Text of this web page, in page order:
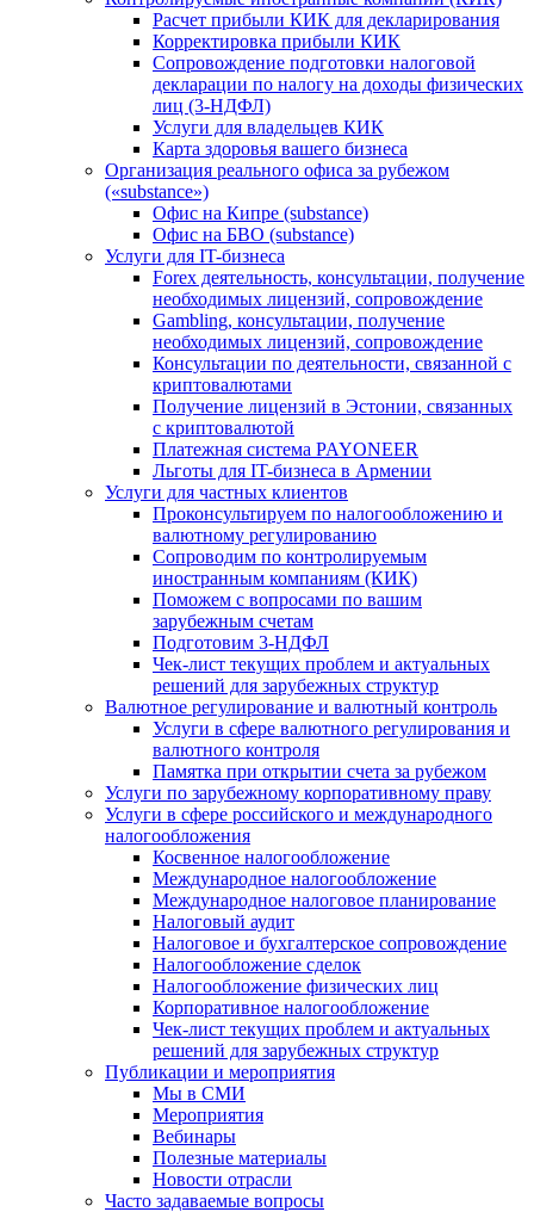
Расчет прибыли КИК для декларирования
Корректировка прибыли КИК
Сопровождение подготовки налоговой
декларации по налогу на доходы физических
лиц (3-НДФЛ)
Услуги для владельцев КИК
Карта здоровья вашего бизнеса
Организация реального офиса за рубежом
(«substance»)
Офис на Кипре (substance)
Офис на БВО (substance)
Услуги для IT-бизнеса
Forex деятельность, консультации, получение
необходимых лицензий, сопровождение
Gambling, консультации, получение
необходимых лицензий, сопровождение
Консультации по деятельности, связанной с
криптовалютами
Получение лицензий в Эстонии, связанных
с криптовалютой
Платежная система PAYONEER
Льготы для IT-бизнеса в Армении
Услуги для частных клиентов
Проконсультируем по налогообложению и
валютному регулированию
Сопроводим по контролируемым
иностранным компаниям (КИК)
Поможем с вопросами по вашим
зарубежным счетам
Подготовим 3-НДФЛ
Чек-лист текущих проблем и актуальных
решений для зарубежных структур
Валютное регулирование и валютный контроль
Услуги в сфере валютного регулирования и
валютного контроля
Памятка при открытии счета за рубежом
Услуги по зарубежному корпоративному праву
Услуги в сфере российского и международного
налогообложения
Косвенное налогообложение
Международное налогообложение
Международное налоговое планирование
Налоговый аудит
Налоговое и бухгалтерское сопровождение
Налогообложение сделок
Налогообложение физических лиц
Корпоративное налогообложение
Чек-лист текущих проблем и актуальных
решений для зарубежных структур
Публикации и мероприятия
Мы в СМИ
Мероприятия
Вебинары
Полезные материалы
Новости отрасли
Часто задаваемые вопросы